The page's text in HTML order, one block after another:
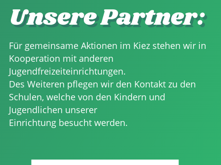
Unsere Partner:
Für gemeinsame Aktionen im Kiez stehen wir in
Kooperation mit anderen
Jugendfreizeiteinrichtungen.
Des Weiteren pflegen wir den Kontakt zu den
Schulen, welche von den Kindern und
Jugendlichen unserer
Einrichtung besucht werden.